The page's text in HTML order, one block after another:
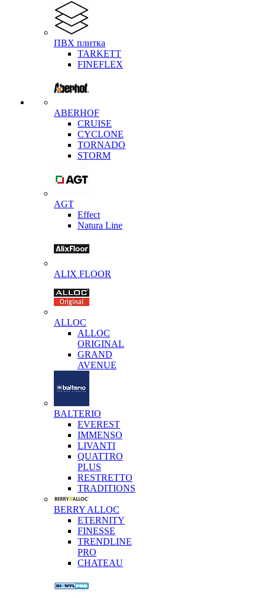
ПВХ плитка
TARKETT
FINEFLEX
ABERHOF
CRUISE
CYCLONE
TORNADO
STORM
AGT
Effect
Natura Line
ALIX FLOOR
ALLOC
ALLOC
ORIGINAL
GRAND
AVENUE
BALTERIO
EVEREST
IMMENSO
LIVANTI
QUATTRO
PLUS
RESTRETTO
TRADITIONS
BERRY ALLOC
ETERNITY
FINESSE
TRENDLINE
PRO
CHATEAU